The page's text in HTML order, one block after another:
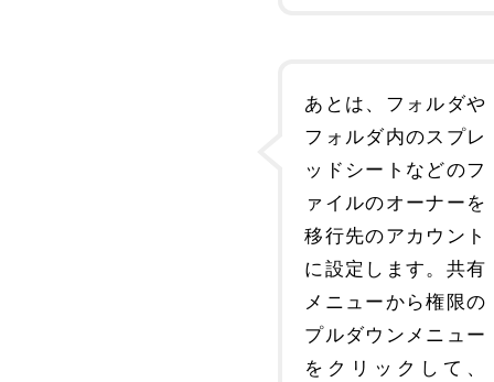
あとは、フォルダや
フォルダ内のスプレ
ッドシートなどのフ
ァイルのオーナーを
移行先のアカウント
に設定します。共有
メニューから権限の
プルダウンメニュー
をクリックして、